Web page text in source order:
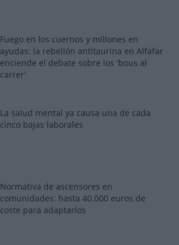
Fuego en los cuernos y millones en
ayudas: la rebelión antitaurina en Alfafar
enciende el debate sobre los 'bous al
carrer'
La salud mental ya causa una de cada
cinco bajas laborales
Normativa de ascensores en
comunidades: hasta 40.000 euros de
coste para adaptarlos